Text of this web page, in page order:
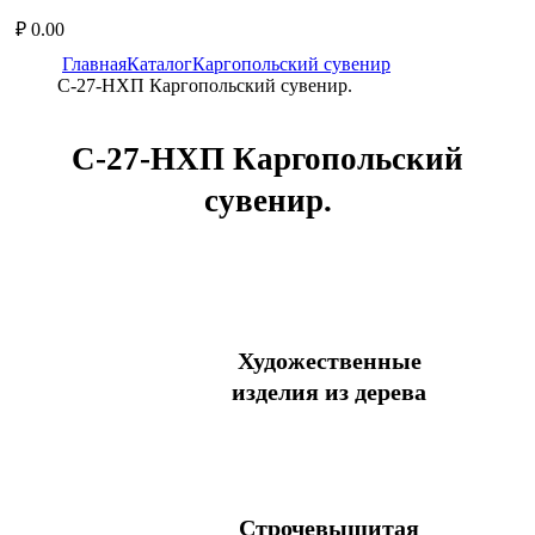
₽ 0.00
ГлавнаяКаталогКаргопольский сувенир
С-27-НХП Каpгопольский сувениp.
С-27-НХП Каpгопольский
сувениp.
Художественные
изделия из дерева
Строчевышитая